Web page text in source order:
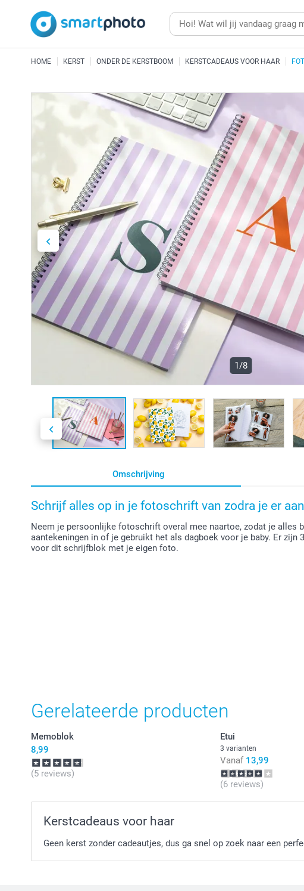
HOME KERST ONDER DE KERSTBOOM KERSTCADEAUS VOOR HAAR
1/8
Omschrijving
Schrijf alles op in je fotoschrift van zodra je er
Neem je persoonlijke fotoschrift overal mee naartoe, zodat je alles
aantekeningen in of je gebruikt het als dagboek voor je baby. Er zijn
voor dit schrijfblok met je eigen foto.
Gerelateerde producten
Memoblok
8,99
(5 reviews)
Etui
3 varianten
Vanaf 13,99
(6 reviews)
Kerstcadeaus voor haar
Geen kerst zonder cadeautjes, dus ga snel op zoek naar een